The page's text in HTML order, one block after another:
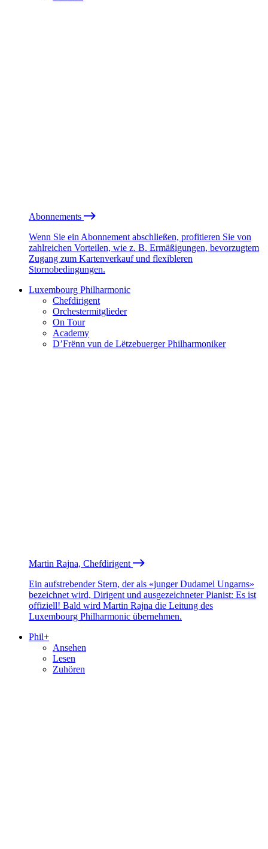
Abonnements
Wenn Sie ein Abonnement abschließen, profitieren Sie von
zahlreichen Vorteilen, wie z. B. Ermäßigungen, bevorzugtem
Zugang zum Kartenverkauf und flexibleren
Stornobedingungen.
Luxembourg Philharmonic
Chefdirigent
Orchestermitglieder
On Tour
Academy
D’Frënn vun de Lëtzebuerger Philharmoniker
Martin Rajna, Chefdirigent
Ein aufstrebender Stern, der als «junger Dudamel Ungarns»
bezeichnet wird, Dirigent und ausgezeichneter Pianist: Es ist
offiziell! Bald wird Martin Rajna die Leitung des
Luxembourg Philharmonic übernehmen.
Phil+
Ansehen
Lesen
Zuhören